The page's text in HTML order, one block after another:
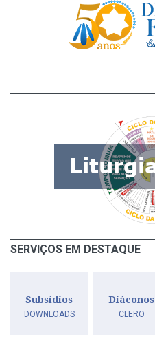
SERVIÇOS EM DESTAQUE
Subsídios
DOWNLOADS
Diáconos
CLERO